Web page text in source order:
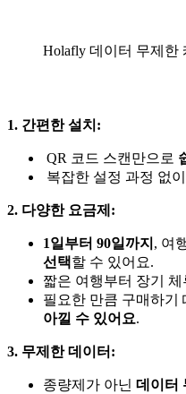
Holafly 데이터 무제한
1. 간편한 설치:
QR 코드 스캔만으로
복잡한 설정 과정 없이
2. 다양한 요금제:
1일부터 90일까지 , 여
선택할 수 있어요.
짧은 여행부터 장기
필요한 만큼 구매하기
아낄 수 있어요.
3. 무제한 데이터:
종량제가 아닌 데이터